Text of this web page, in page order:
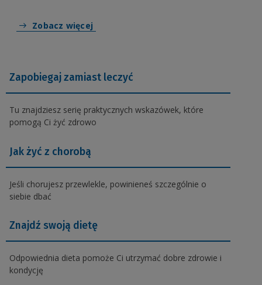
Zobacz więcej
Zapobiegaj zamiast leczyć
Tu znajdziesz serię praktycznych wskazówek, które
pomogą Ci żyć zdrowo
Jak żyć z chorobą
Jeśli chorujesz przewlekle, powinieneś szczególnie o
siebie dbać
Znajdź swoją dietę
Odpowiednia dieta pomoże Ci utrzymać dobre zdrowie i
kondycję